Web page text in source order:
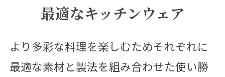
最適なキッチンウェア
より多彩な料理を楽しむためそれぞれに
最適な素材と製法を組み合わせた使い勝